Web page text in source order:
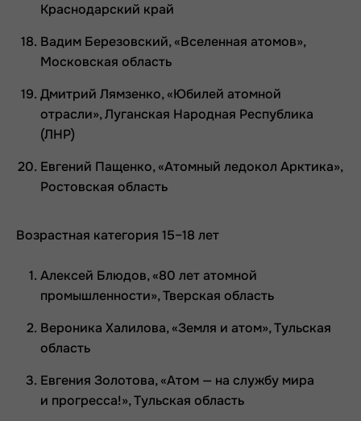
Краснодарский край
Вадим Березовский, «Вселенная атомов»,
Московская область
Дмитрий Лямзенко, «Юбилей атомной
отрасли», Луганская Народная Республика
(ЛНР)
Евгений Пащенко, «Атомный ледокол Арктика»,
Ростовская область
Возрастная категория 15–18 лет
Алексей Блюдов, «80 лет атомной
промышленности», Тверская область
Вероника Халилова, «Земля и атом», Тульская
область
Евгения Золотова, «Атом — на службу мира
и прогресса!», Тульская область